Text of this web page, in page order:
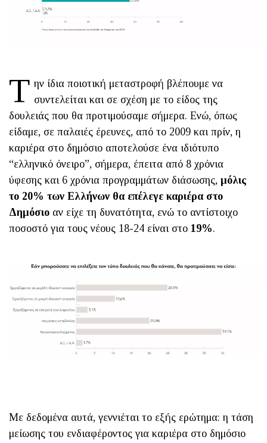
Τ ην ίδια ποιοτική μεταστροφή βλέπουμε να
συντελείται και σε σχέση με το είδος της
δουλειάς που θα προτιμούσαμε σήμερα. Ενώ, όπως
είδαμε, σε παλαιές έρευνες, από το 2009 και πρίν, η
καριέρα στο δημόσιο αποτελούσε ένα ιδιότυπο
“ελληνικό όνειρο”, σήμερα, έπειτα από 8 χρόνια
ύφεσης και 6 χρόνια προγραμμάτων διάσωσης, μόλις
το 20% των Ελλήνων θα επέλεγε καριέρα στο
Δημόσιο αν είχε τη δυνατότητα, ενώ το αντίστοιχο
ποσοστό για τους νέους 18-24 είναι στο 19%.
Με δεδομένα αυτά, γεννιέται το εξής ερώτημα: η τάση
μείωσης του ενδιαφέροντος για καριέρα στο δημόσιο